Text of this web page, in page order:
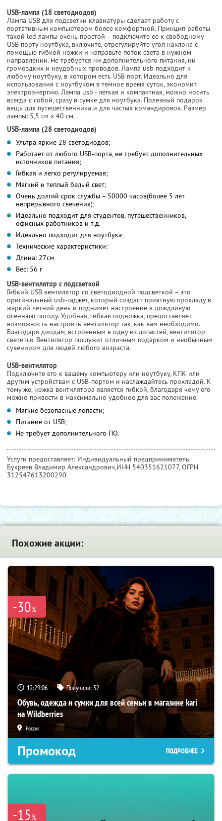
USB-лампа (18 светодиодов)
Лампа USB для подсветки клавиатуры сделает работу с
портативным компьютером более комфортной. Принцип работы
такой led лампы очень простой – подключите ее к свободному
USB порту ноутбука, включите, отрегулируйте угол наклона с
помощью гибкой ножки и направьте поток света в нужном
направлении. Не требуется ни дополнительного питания, ни
громоздких и неудобных проводов. Лампа usb подходит к
любому ноутбуку, в котором есть USB порт. Идеально для
использования с ноутбуком в темное время суток, экономит
электроэнергию. Лампа usb - легкая и компактная, можно носить
всегда с собой, сразу в сумке для ноутбука. Полезный подарок
вещь для путешественника и для частых командировок. Размер
лампы: 5,5 см х 40 см.
USB-лампа (28 светодиодов)
Ультра яркие 28 светодиодов;
Работает от любого USB-порта, не требует дополнительных
источников питания;
Гибкая и легко регулируемая;
Мягкий и теплый белый свет;
Очень долгий срок службы – 50000 часов(более 5 лет
непрерывного свечения);
Идеально подходит для студентов, путешественников,
офисных работников и т.д.
Идеально подходит для ноутбука;
Технические характеристики:
Длина: 27см
Вес: 56 г
USB-вентилятор с подсветкой
Гибкий USB вентилятор со светодиодной подсветкой – это
оригинальный usb-гаджет, который создаст приятную прохладу в
жаркий летний день и поднимет настроение в дождливую
осеннюю погоду. Удобная, гибкая подножка, предоставляет
возможность настроить вентилятор так, как вам необходимо.
Благодаря диодам, встроенным в одну из лопастей, вентилятор
светится. Вентилятор послужит отличным подарком и необычным
сувениром для людей любого возраста.
USB-вентилятор
Подключите его к вашему компьютеру или ноутбуку, КПК или
другим устройствам с USB-портом и наслаждайтесь прохладой. К
тому же, ножка вентилятора является гибкой, благодаря чему его
можно привести в максимально удобное для вас положение.
Мягкие безопасные лопасти;
Питание от USB;
Не требует дополнительного ПО.
Услуги предоставляет: Индивидуальный предприниматель
Букреев Владимир Александрович,ИНН 540351621077, ОГРН
312547613200290
Похожие акции:
-30%
12:29:05 Получили: 32
Обувь, одежда и сумки для всей семьи в магазине kari
на Wildberries
Россия
Промокод ПОДРОБНЕЕ
-15%